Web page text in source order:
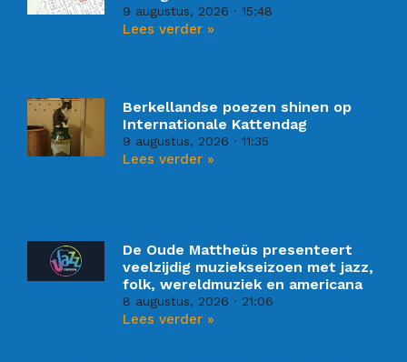
9 augustus, 2026 15:48
Lees verder »
Berkellandse poezen shinen op
Internationale Kattendag
9 augustus, 2026 11:35
Lees verder »
De Oude Mattheüs presenteert
veelzijdig muziekseizoen met jazz,
folk, wereldmuziek en americana
8 augustus, 2026 21:06
Lees verder »